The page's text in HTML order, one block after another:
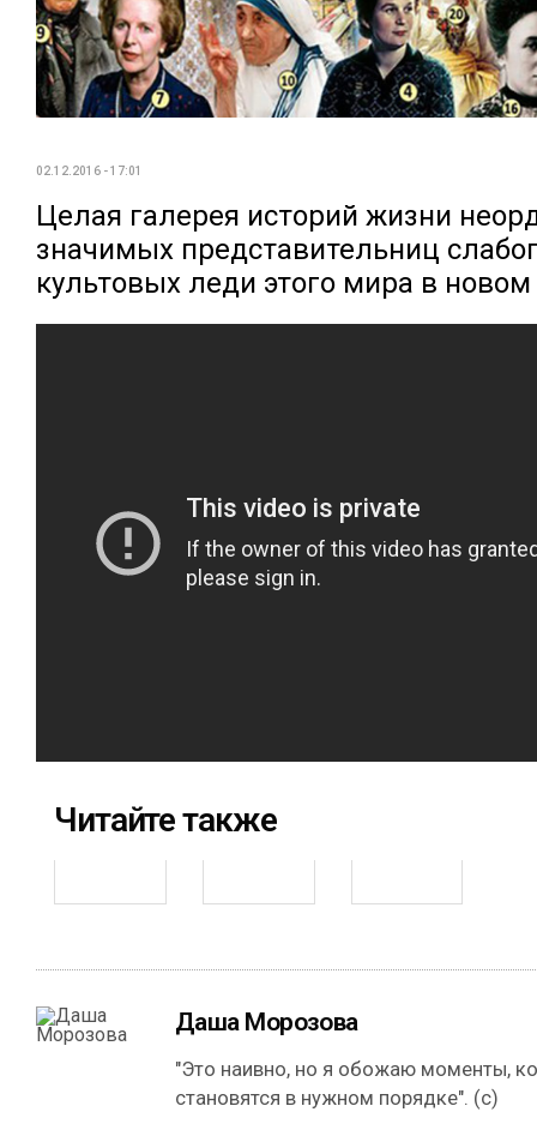
02.12.2016 - 17:01
Целая галерея историй жизни
значимых представительниц
культовых леди этого мира в
Читайте также
Даша Морозова
"Это наивно, но я обожаю моменты,
становятся в нужном порядке". (с)